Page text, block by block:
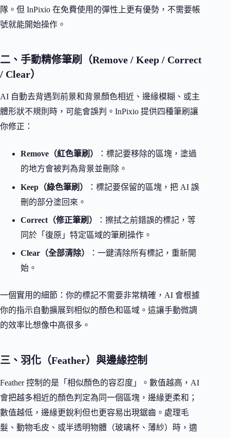
隊。但 InPixio 在免費使用的彈性上更有優勢，不需要帳
號就能開始操作。
二、手動精修筆刷（Remove / Keep / Correct
/ Clear）
AI 自動去背遇到前景和背景顏色相近、邊緣模糊、或主
體形狀不規則時，可能會誤判。InPixio 提供四種筆刷讓
你修正：
Remove（紅色筆刷）
：標記要移除的區塊，塗過
的地方會被判為背景並刪除。
Keep（綠色筆刷）
：標記要保留的區塊，把 AI 誤
刪的部分塗回來。
Correct（修正筆刷）
：擦拭之前錯誤的標記，等
同於「復原」特定區域的筆刷操作。
Clear（全部清除）
：一鍵清除所有標記，重新開
始。
一個實用的細節：你的標記不需要非常精確，AI 會根據
你的指示自動擴展到相似的顏色和區域。這讓手動微調
的效率比想像中高很多。
三、羽化（Feather）與邊緣控制
Feather 控制的是「相似顏色的容忍度」。數值越高，AI
會把越多相近的顏色判定為同一個區塊，邊緣更柔和；
數值越低，邊緣更銳利但也更容易出現鋸齒。處理毛
髮、動物毛皮、或半透明物體（玻璃杯、薄紗）時，適